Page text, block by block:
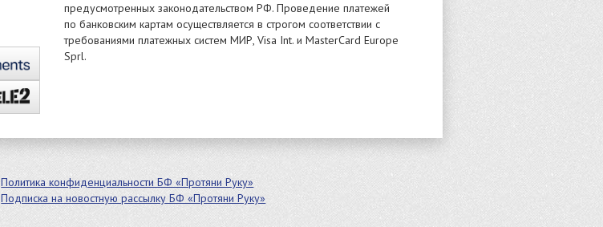
предусмотренных законодательством РФ. Проведение платежей
по банковским картам осуществляется в строгом соответствии с
требованиями платежных систем МИР, Visa Int. и MasterCard Europe
Sprl.
Политика конфиденциальности БФ «Протяни Руку»
Подписка на новостную рассылку БФ «Протяни Руку»